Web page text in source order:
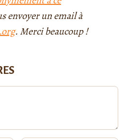
envoyer un email à
. Merci beaucoup !